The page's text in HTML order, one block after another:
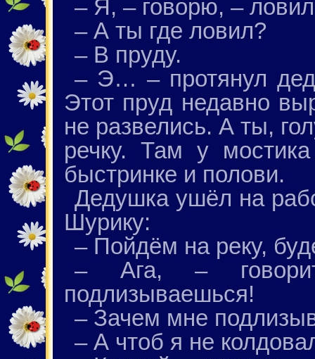
– Я, – говорю, –
– А ты где ловил?
– В пруду.
– Э… – протянул
Этот пруд недавно
не развелись. А ты,
речку. Там у
быстринке и полови.
Дедушка ушёл на
Шурику:
– Пойдём на реку,
– Ага, –
подлизываешься!
– Зачем мне
– А чтоб я не